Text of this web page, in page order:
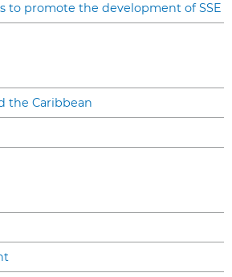
to promote the development of SSE
the Caribbean